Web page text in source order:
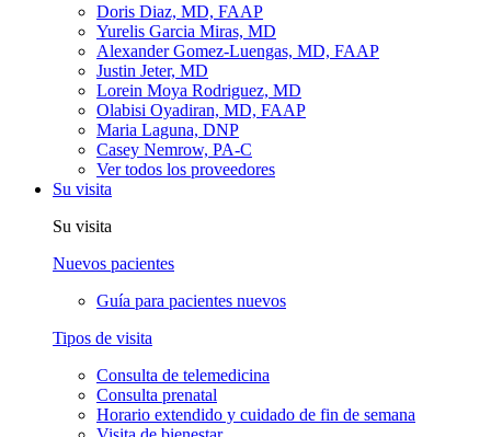
Doris Diaz, MD, FAAP
Yurelis Garcia Miras, MD
Alexander Gomez-Luengas, MD, FAAP
Justin Jeter, MD
Lorein Moya Rodriguez, MD
Olabisi Oyadiran, MD, FAAP
Maria Laguna, DNP
Casey Nemrow, PA-C
Ver todos los proveedores
Su visita
Su visita
Nuevos pacientes
Guía para pacientes nuevos
Tipos de visita
Consulta de telemedicina
Consulta prenatal
Horario extendido y cuidado de fin de semana